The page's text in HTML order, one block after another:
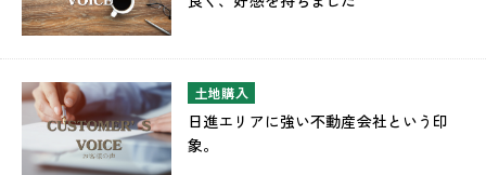
土地購入
日進エリアに強い不動産会社という印
象。